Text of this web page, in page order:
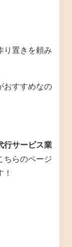
り置きを頼み
おすすめなの
行サービス業
ちらのページ